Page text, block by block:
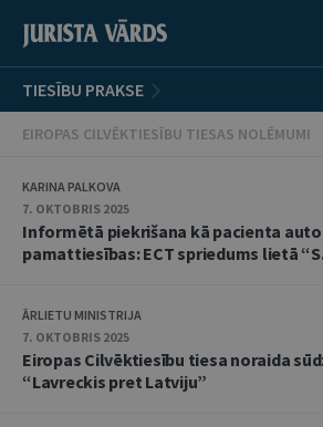
TIESĪBU PRAKSE
EIROPAS CILVĒKTIESĪBU TIESAS NOLĒMUMI
KARINA PALKOVA
7. OKTOBRIS 2025
Informētā piekrišana kā pacienta
pamattiesības: ECT spriedums lietā
ĀRLIETU MINISTRIJA
7. OKTOBRIS 2025
Eiropas Cilvēktiesību tiesa noraida
“Lavreckis pret Latviju”